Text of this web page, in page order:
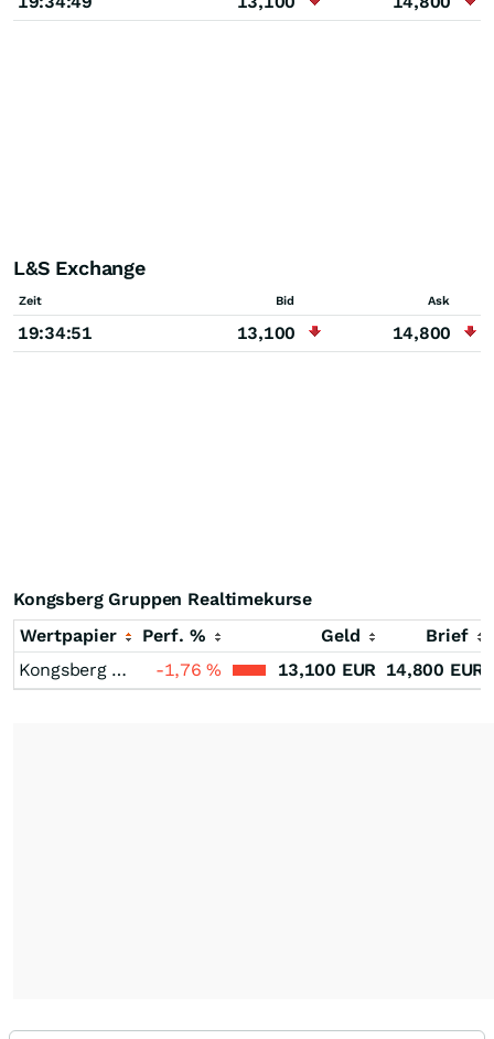
L&S Exchange
Zeit Bid Ask
19:34:51 13,100 14,800
Kongsberg Gruppen Realtimekurse
Wertpapier
Perf. % Geld
Brief
Kongsberg Gruppen
-1,76% 13,100 EUR 14,800 EUR